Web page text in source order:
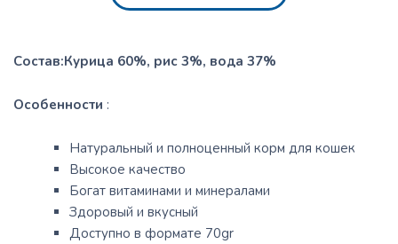
Состав:Курица 60%, рис 3%, вода 37%
Особенности :
Натуральный и полноценный корм для кошек
Высокое качество
Богат витаминами и минералами
Здоровый и вкусный
Доступно в формате 70gr